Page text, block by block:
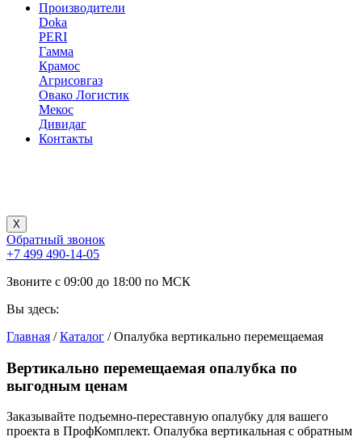
Производители
Doka
PERI
Гамма
Крамос
Агрисовгаз
Овако Логистик
Мекос
Дивидаг
Контакты
X
Обратный звонок
+7 499 490-14-05
Звоните с 09:00 до 18:00 по МСК
Вы здесь:
Главная /Каталог /Опалубка вертикально перемещаемая
Вертикально перемещаемая опалубка по
выгодным ценам
Заказывайте подъемно-переставную опалубку для вашего
проекта в ПрофКомплект. Опалубка вертикальная с обратным